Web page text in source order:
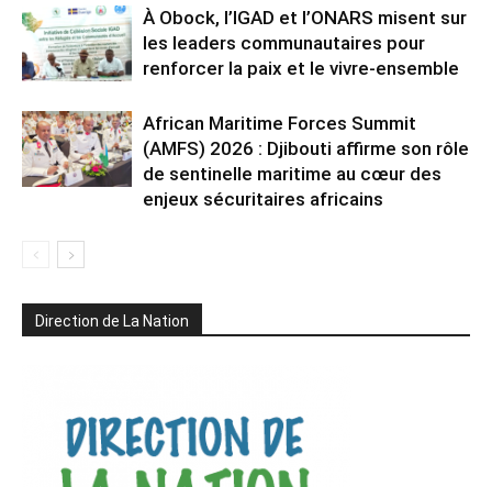
À Obock, l’IGAD et l’ONARS misent sur
les leaders communautaires pour
renforcer la paix et le vivre-ensemble
African Maritime Forces Summit
(AMFS) 2026 : Djibouti affirme son rôle
de sentinelle maritime au cœur des
enjeux sécuritaires africains
Direction de La Nation